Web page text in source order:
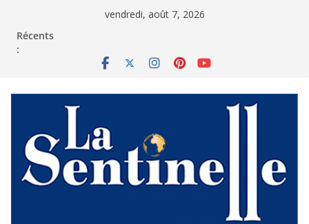
vendredi, août 7, 2026
Récents
: